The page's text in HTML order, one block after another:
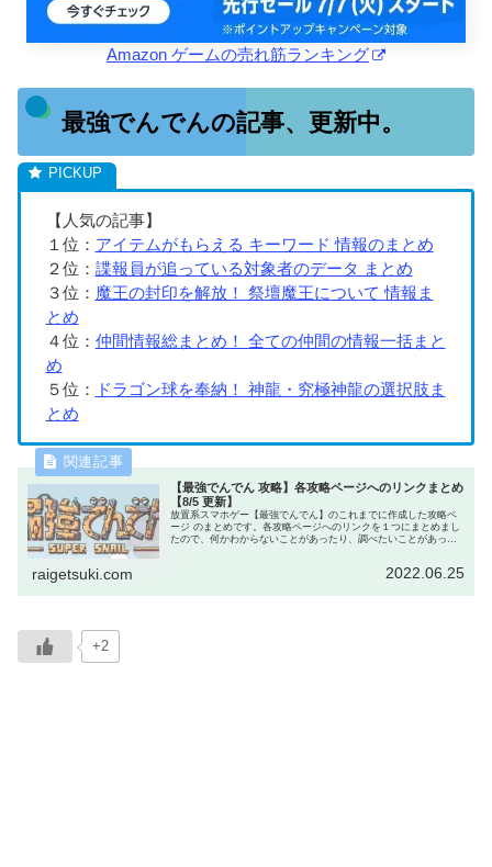
Amazon ゲームの売れ筋ランキング
最強でんでんの記事、更新中。
【人気の記事】
１位： アイテムがもらえる キーワード 情報のまとめ
２位： 諜報員が追っている対象者のデータ まとめ
３位： 魔王の封印を解放！ 祭壇魔王について 情報ま
とめ
４位： 仲間情報総まとめ！ 全ての仲間の情報一括まと
め
５位：
ドラゴン球を奉納！ 神龍・究極神龍の選択肢ま
とめ
【最強でんでん 攻略】各攻略ページへのリンクまとめ
【8/5 更新】
放置系スマホゲー【最強でんでん】のこれまでに作成した攻略ペ
ージ のまとめです。各攻略ページへのリンクを１つにまとめまし
たので、何かわからないことがあったり、調べたいことがあった
raigetsuki.com 2022.06.25
+2